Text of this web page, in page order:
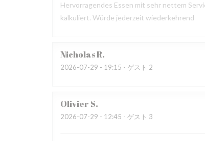
Hervorragendes Essen mit sehr nettem
kalkuliert. Würde jederzeit wiederkehrend
NicholasR
2026-07-29 - 19:15 - ゲスト 2
Olivier S
2026-07-29 - 12:45 - ゲスト 3